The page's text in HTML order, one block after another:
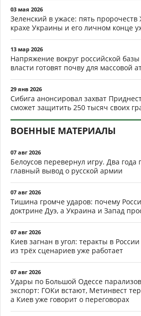
03 мая 2026
Зеленский в ужасе: пять
крахе Украины и его личном конце
13 мар 2026
Напряжение вокруг российской
власти готовят почву для массовой
29 янв 2026
Сибига анонсировал захват
сможет защитить 250 тысяч своих
ВОЕННЫЕ МАТЕРИАЛЫ
07 авг 2026
Белоусов перевернул игру. Два
главный вывод о русской армии
07 авг 2026
Тишина громче ударов: почему
доктрине Дуэ, а Украина и Запад
07 авг 2026
Киев загнан в угол: теракты в
из трёх сценариев уже работает
07 авг 2026
Удары по Большой Одессе
экспорт: ГОКи встают, Метинвест
а Киев уже говорит о переговорах